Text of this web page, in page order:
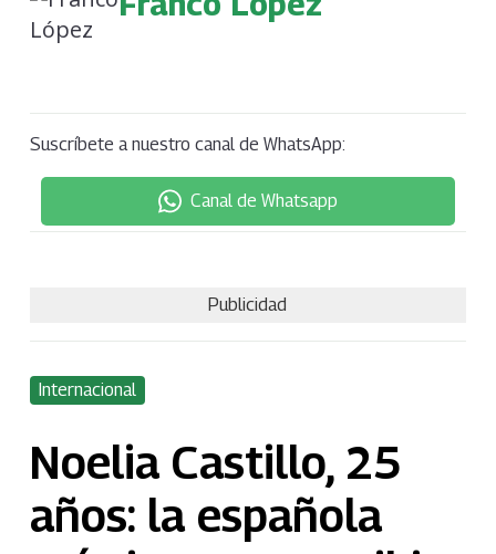
Suscríbete a nuestro canal de WhatsApp:
Canal de Whatsapp
Publicidad
Internacional
Noelia Castillo, 25
años: la española